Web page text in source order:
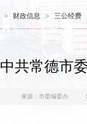
> 财政信息 > 三公经费
中共常德市
来源：市委编委办